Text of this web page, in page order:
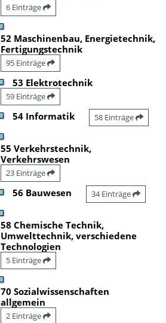
6 Einträge
52 Maschinenbau, Energietechnik,
Fertigungstechnik
95 Einträge
53 Elektrotechnik
59 Einträge
54 Informatik 58 Einträge
55 Verkehrstechnik,
Verkehrswesen
23 Einträge
56 Bauwesen 34 Einträge
58 Chemische Technik,
Umwelttechnik, verschiedene
Technologien
5 Einträge
70 Sozialwissenschaften
allgemein
2 Einträge